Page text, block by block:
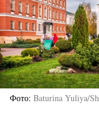
Фото Baturina Yuliya/